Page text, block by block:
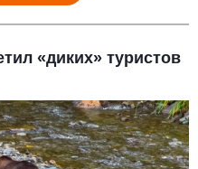
«диких» туристов